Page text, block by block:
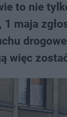
to nie
1 maja
więc